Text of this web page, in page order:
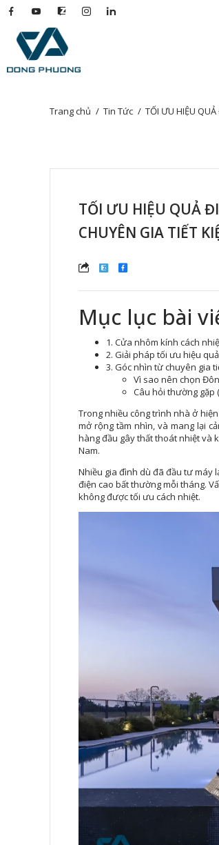
Trang chủ Tin Tức TỐI ƯU HIỆU QUẢ ĐIỀU HÒA VỚI CỬA
TỐI ƯU HIỆU QUẢ
CHUYÊN GIA TIẾT
Mục lục bài
1. Cửa nhôm kính cách
2. Giải pháp tối ưu hiệu
3. Góc nhìn từ chuyên gia
Vì sao nên chọn
Câu hỏi thường gặp
Trong nhiều công trình nhà ở
mở rộng tầm nhìn, và mang lại
hàng đầu gây thất thoát nhiệt và
Nam.
Nhiều gia đình dù đã đầu tư máy
điện cao bất thường mỗi tháng.
không được tối ưu cách nhiệt.